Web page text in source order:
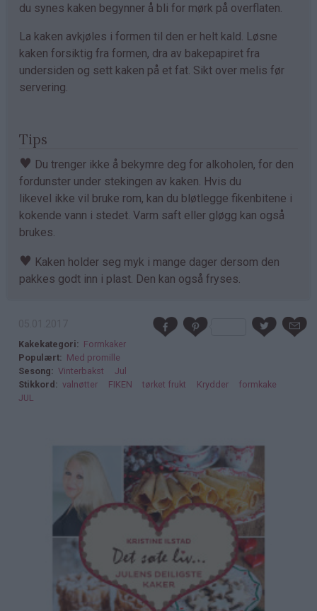
du synes kaken begynner å bli for mørk på overflaten.
La kaken avkjøles i formen til den er helt kald. Løsne
kaken forsiktig fra formen, dra av bakepapiret fra
undersiden og sett kaken på et fat. Sikt over melis før
servering.
Tips
♥ Du trenger ikke å bekymre deg for alkoholen, for den
fordunster under stekingen av kaken. Hvis du
likevel ikke vil bruke rom, kan du bløtlegge fikenbitene i
kokende vann i stedet. Varm saft eller gløgg kan også
brukes.
♥ Kaken holder seg myk i mange dager dersom den
pakkes godt inn i plast. Den kan også fryses.
Kakekategori
Formkaker
Populært
Med promille
Sesong
Vinterbakst
Jul
Stikkord
valnøtter FIKEN tørket frukt Krydder
formkake
JUL